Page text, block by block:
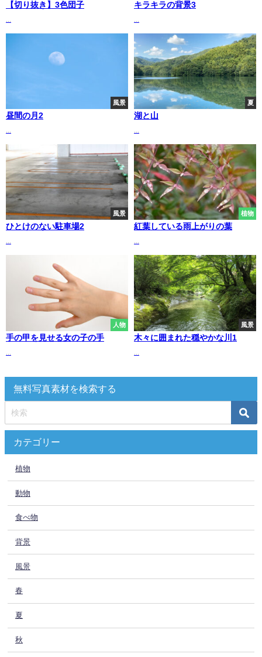
【切り抜き】3色団子 キラキラの背景3
風景
昼間の月2
夏
湖と山
風景
ひとけのない駐車場2
植物
紅葉している雨上がりの葉
人物
手の甲を見せる女の子の手
風景
木々に囲まれた穏やかな川1
無料写真素材を検索する
カテゴリー
植物
動物
食べ物
背景
風景
春
夏
秋